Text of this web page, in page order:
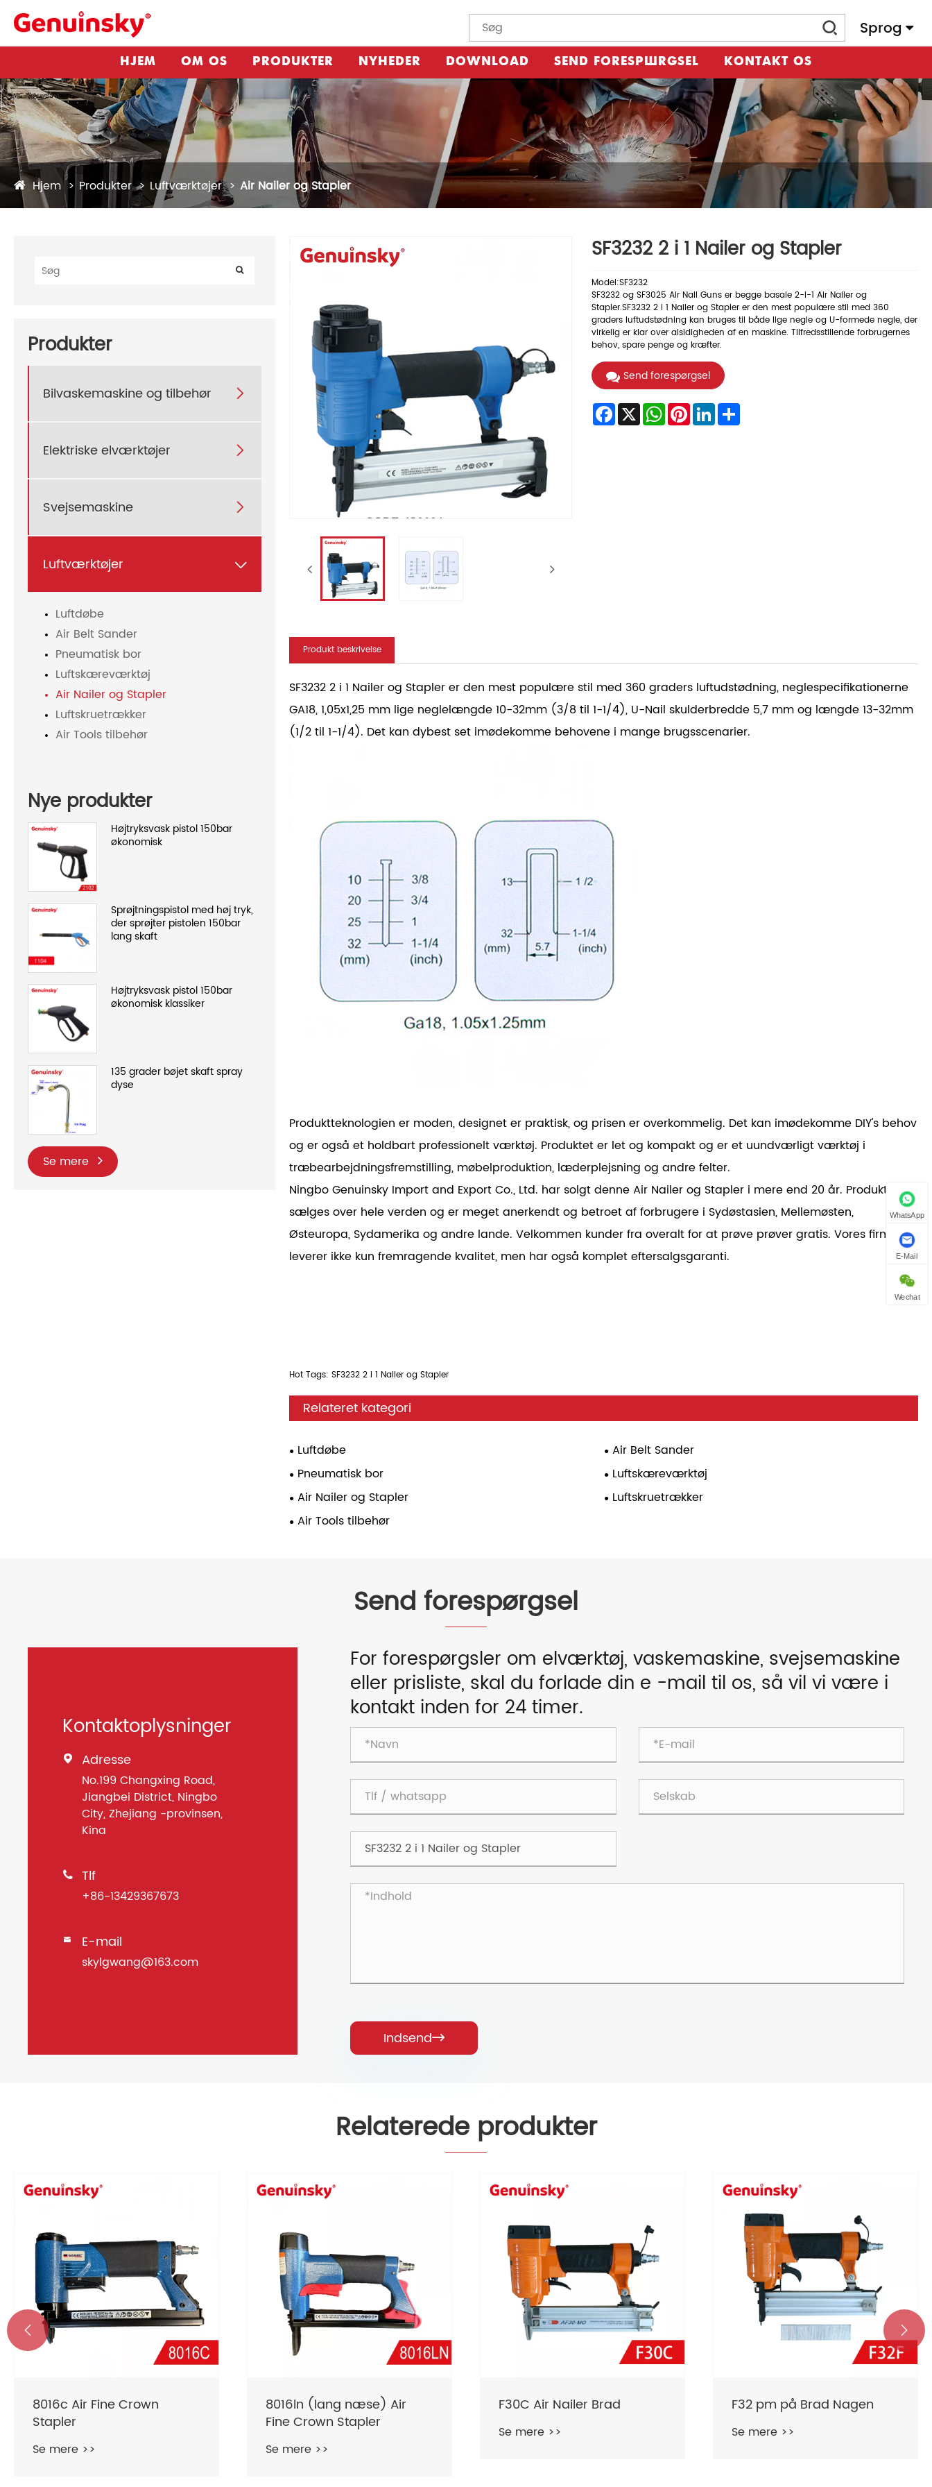
Sprog
HJEM OM OS PRODUKTER NYHEDER DOWNLOAD SEND FORESPØRGSEL KONTAKT OS
Hjem Produkter Luftværktøjer Air Nailer og Stapler
Produkter
Bilvaskemaskine og tilbehør 
Elektriske elværktøjer 
Svejsemaskine 
Luftværktøjer 
Luftdøbe
Air Belt Sander
Pneumatisk bor
Luftskæreværktøj
Air Nailer og Stapler
Luftskruetrækker
Air Tools tilbehør
Nye produkter
Højtryksvask pistol 150bar
økonomisk
Sprøjtningspistol med høj tryk,
der sprøjter pistolen 150bar
lang skaft
Højtryksvask pistol 150bar
økonomisk klassiker
135 grader bøjet skaft spray
dyse
Se mere
SF3232 2 i 1 Nailer og Stapler
Model:SF3232
SF3232 og SF3025 Air Nail Guns er begge basale 2-i-1 Air Nailer og
Stapler.SF3232 2 i 1 Nailer og Stapler er den mest populære stil med 360
graders luftudstødning kan bruges til både lige negle og U-formede negle, der
virkelig er klar over alsidigheden af en maskine. Tilfredsstillende forbrugernes
behov, spare penge og kræfter.
Send forespørgsel
Facebook
X WhatsApp
PinterestLinkedInShare
Produkt beskrivelse
SF3232 2 i 1 Nailer og Stapler er den mest populære stil med 360 graders luftudstødning, neglespecifikationerne
GA18, 1,05x1,25 mm lige neglelængde 10-32mm (3/8 til 1-1/4), U-Nail skulderbredde 5,7 mm og længde 13-32mm
(1/2 til 1-1/4). Det kan dybest set imødekomme behovene i mange brugsscenarier.
Produktteknologien er moden, designet er praktisk, og prisen er overkommelig. Det kan imødekomme DIY's behov
og er også et holdbart professionelt værktøj. Produktet er let og kompakt og er et uundværligt værktøj i
træbearbejdningsfremstilling, møbelproduktion, læderplejsning og andre felter.
Ningbo Genuinsky Import and Export Co., Ltd. har solgt denne Air Nailer og Stapler i mere end 20 år. Produktet
sælges over hele verden og er meget anerkendt og betroet af forbrugere i Sydøstasien, Mellemøsten,
Østeuropa, Sydamerika og andre lande. Velkommen kunder fra overalt for at prøve prøver gratis. Vores firma
leverer ikke kun fremragende kvalitet, men har også komplet eftersalgsgaranti.
Hot Tags: SF3232 2 i 1 Nailer og Stapler
Relateret kategori
Luftdøbe
Air Belt Sander
Pneumatisk bor
Luftskæreværktøj
Air Nailer og Stapler
Luftskruetrækker
Air Tools tilbehør
Send forespørgsel
Kontaktoplysninger
 Adresse
No.199 Changxing Road,
Jiangbei District, Ningbo
City, Zhejiang -provinsen,
Kina
 Tlf
+86-13429367673
 E-mail
skylgwang@163.com
For forespørgsler om elværktøj, vaskemaskine, svejsemaskine
eller prisliste, skal du forlade din e -mail til os, så vil vi være i
kontakt inden for 24 timer.
Indsend
Relaterede produkter
8016c Air Fine Crown
Stapler
Se mere >>
8016ln (lang næse) Air
Fine Crown Stapler
Se mere >>
F30C Air Nailer Brad
Se mere >>
F32 pm på Brad Nagen
Se mere >>
 
WhatsApp
E-Mail
Wechat